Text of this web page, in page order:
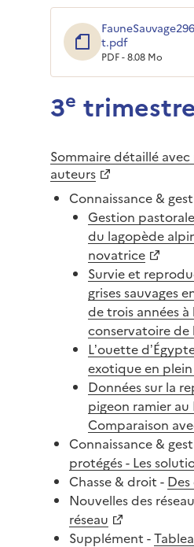
t.pdf
PDF - 8.08 Mo
3e
Sommaire détaillé avec
auteurs
Connaissance &
Gestion
du lagopède
novatrice
Survie et
grises sauvages
de trois années à
conservatoire de
L’ouette
exotique en plein
Données sur la
pigeon ramier au
Comparaison
Connaissance &
protégés - Les
Chasse & droit -
Nouvelles des
réseau
Supplément -